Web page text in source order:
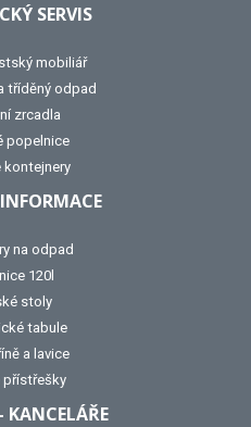
SERVIS
mobiliář
tříděný odpad
zrcadla
popelnice
kontejnery
na odpad
120l
stoly
tabule
a lavice
přístřešky